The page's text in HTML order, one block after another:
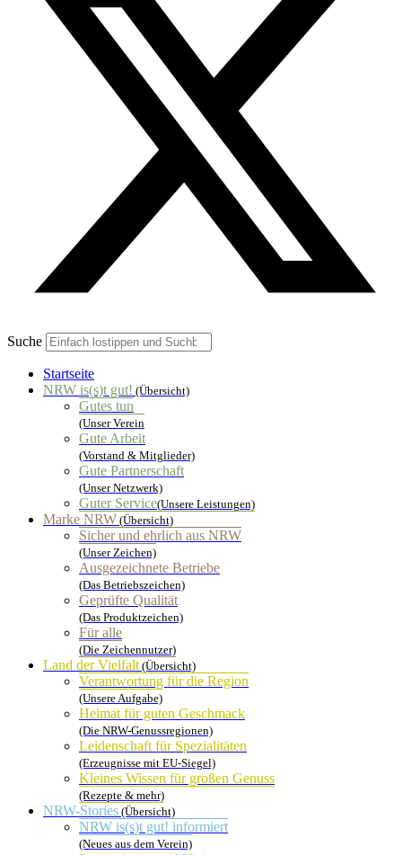
Suche
Startseite
NRW is(s)t gut! (Übersicht)
Gutes tun
(Unser Verein
Gute Arbeit
(Vorstand & Mitglieder)
Gute Partnerschaft
(Unser Netzwerk)
Guter Service(Unsere Leistungen)
Marke NRW (Übersicht)
Sicher und ehrlich aus NRW
(Unser Zeichen)
Ausgezeichnete Betriebe
(Das Betriebszeichen)
Geprüfte Qualität
(Das Produktzeichen)
Für alle
(Die Zeichennutzer)
Land der Vielfalt(Übersicht)
Verantwortung für die Region
(Unsere Aufgabe)
Heimat für guten Geschmack
(Die NRW-Genussregionen)
Leidenschaft für Spezialitäten
(Erzeugnisse mit EU-Siegel)
Kleines Wissen für großen Genuss
(Rezepte & mehr)
NRW-Stories (Übersicht)
NRW is(s)t gut! informiert
(Neues aus dem Verein)